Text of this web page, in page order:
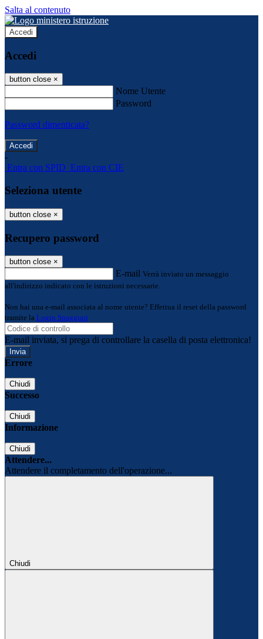
Salta al contenuto
Accedi
Accedi
button close ×
Nome Utente
Password
Password dimenticata?
-
Entra con SPID Entra con CIE
Seleziona utente
button close ×
Recupero password
button close ×
E-mail Verrà inviato un messaggio
all'indirizzo indicato con le istruzioni necessarie.
Non hai una e-mail associata al nome utente? Effettua il reset della password
tramite la Login Spaggiari
E-mail inviata, si prega di controllare la casella di posta elettronica!
Errore
Chiudi
Successo
Chiudi
Informazione
Chiudi
Attendere...
Attendere il completamento dell'operazione...
Chiudi